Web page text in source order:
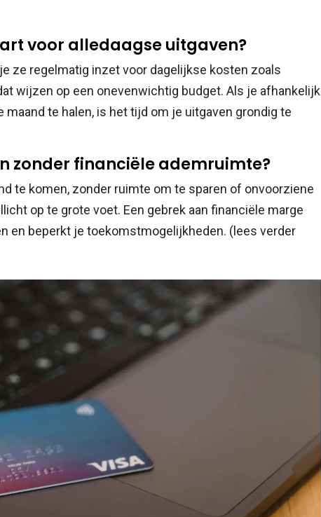
voor alledaagse uitgaven?
ze regelmatig inzet voor dagelijkse kosten zoals
wijzen op een onevenwichtig budget. Als je afhankelijk
maand te halen, is het tijd om je uitgaven grondig te
zonder financiële ademruimte?
te komen, zonder ruimte om te sparen of onvoorziene
op te grote voet. Een gebrek aan financiële marge
en beperkt je toekomstmogelijkheden. (lees verder